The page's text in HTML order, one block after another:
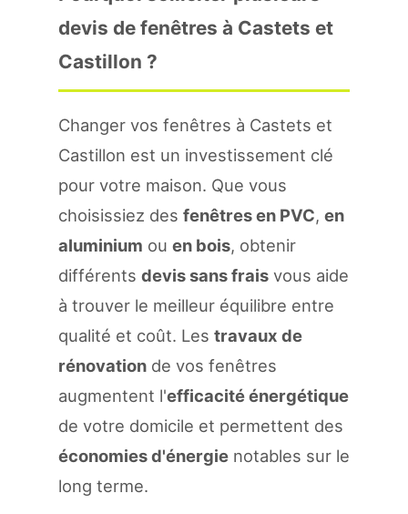
devis de fenêtres à Castets et
Castillon ?
Changer vos fenêtres à Castets et
Castillon est un investissement clé
pour votre maison. Que vous
choisissiez des fenêtres en PVC, en
aluminium ou en bois, obtenir
différents devis sans frais vous aide
à trouver le meilleur équilibre entre
qualité et coût. Les travaux de
rénovation de vos fenêtres
augmentent l'efficacité énergétique
de votre domicile et permettent des
économies d'énergie notables sur le
long terme.